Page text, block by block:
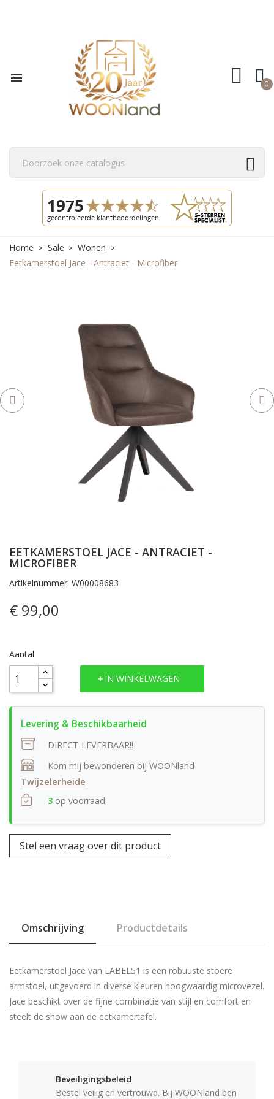
 0
Home Sale
Wonen
Eetkamerstoel Jace - Antraciet - Microfiber
EETKAMERSTOEL JACE - ANTRACIET -
MICROFIBER
Artikelnummer: W00008683
€ 99,00
Aantal
IN WINKELWAGEN
DIRECT LEVERBAAR!!
Kom mij bewonderen bij WOONland
Twijzelerheide
3 op voorraad
Stel een vraag over dit product
Omschrijving Productdetails
Eetkamerstoel Jace van LABEL51 is een robuuste stoere
armstoel, uitgevoerd in diverse kleuren hoogwaardig microvezel.
Jace beschikt over de fijne combinatie van stijl en comfort en
steelt de show aan de eetkamertafel.
Beveiligingsbeleid
Bestel veilig en vertrouwd. Bij WOONland ben